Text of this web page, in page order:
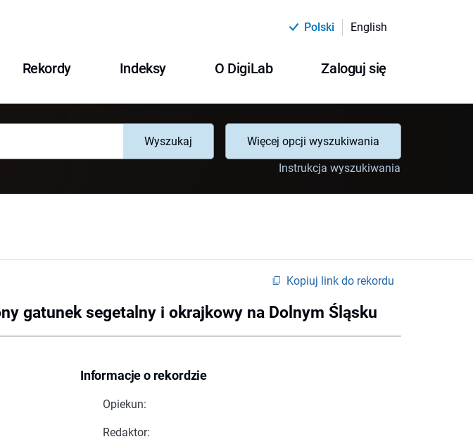
Polski English
Rekordy Indeksy O DigiLab Zaloguj się
Wyszukaj
Więcej opcji wyszukiwania
Instrukcja wyszukiwania
Kopiuj link do rekordu
gatunek segetalny i okrajkowy na Dolnym Śląsku
Informacje o rekordzie
Opiekun:
Redaktor: